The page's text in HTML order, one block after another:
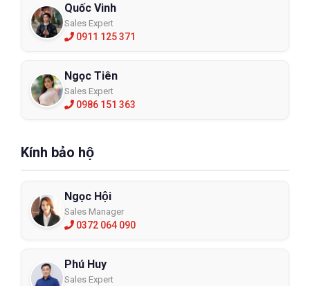
Quốc Vinh
Sales Expert
0911 125 371
Ngọc Tiên
Sales Expert
0986 151 363
Kính bảo hộ
Ngọc Hội
Sales Manager
0372 064 090
Phú Huy
Sales Expert